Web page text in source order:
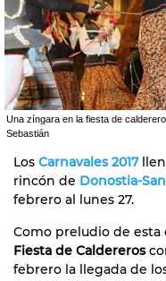
Una zíngara en la fiesta de
Sebastián
Los Carnavales 2017
rincón de Donostia-
febrero al lunes 27.
Como preludio de esta
Fiesta de Caldereros
febrero la llegada de